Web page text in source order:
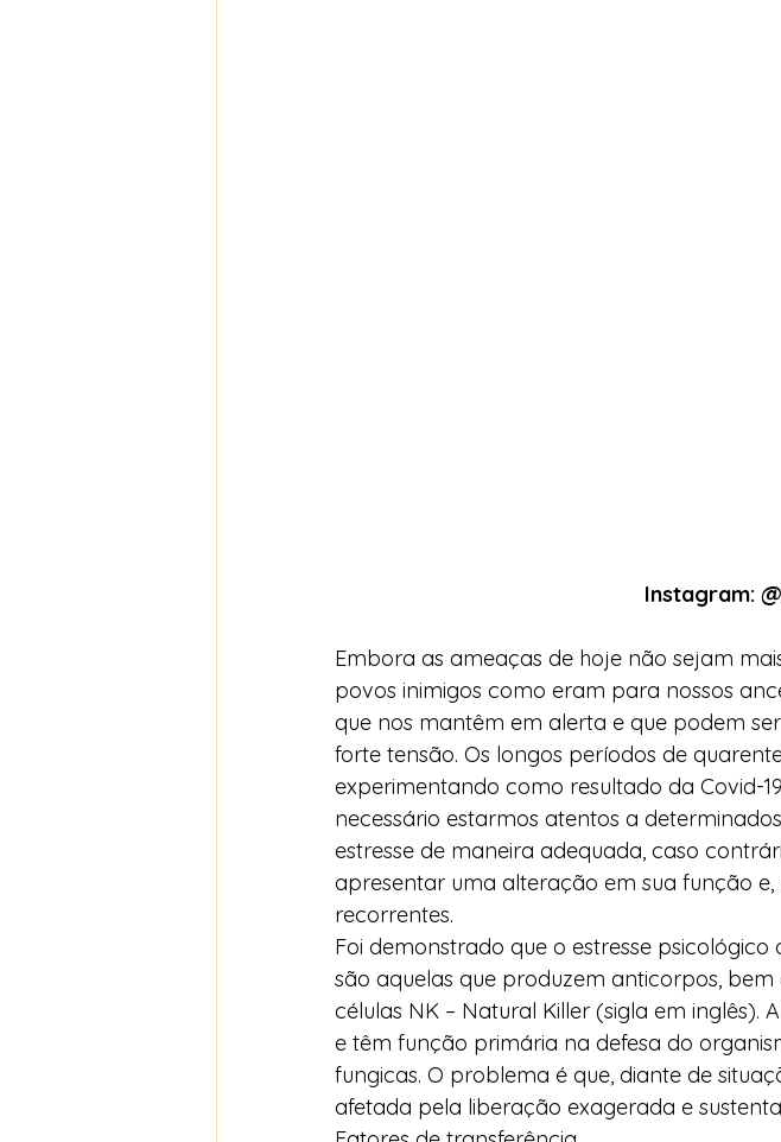
Instagram:
Embora as ameaças de hoje não sejam
povos inimigos como eram para nossos
que nos mantêm em alerta e que podem
forte tensão. Os longos períodos de
experimentando como resultado da Covid-
necessário estarmos atentos a
estresse de maneira adequada, caso
apresentar uma alteração em sua função
recorrentes.
Foi demonstrado que o estresse
são aquelas que produzem anticorpos,
células NK – Natural Killer (sigla em
e têm função primária na defesa do
fungicas. O problema é que, diante de
afetada pela liberação exagerada e